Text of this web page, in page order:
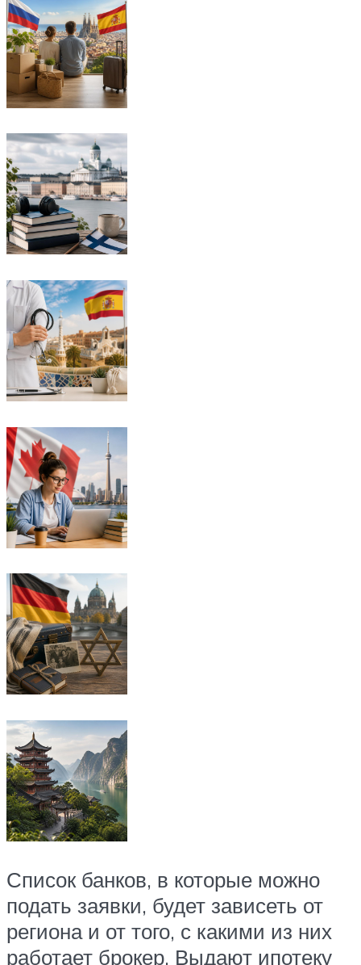
Список банков, в которые можно
подать заявки, будет зависеть от
региона и от того, с какими из них
работает брокер. Выдают ипотеку